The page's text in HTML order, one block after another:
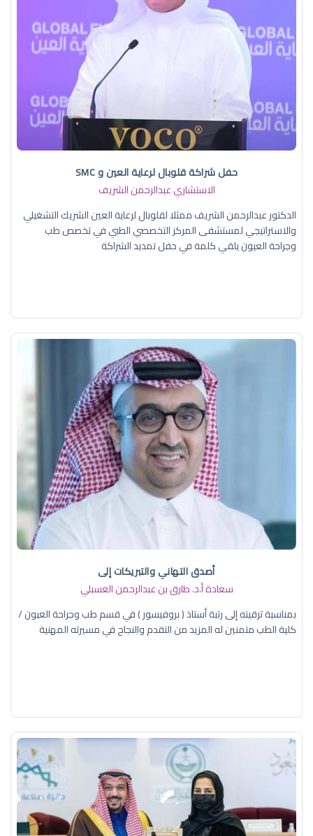
حفل شراكة قلوبال لرعاية العين و SMC
الاستشاري عبدالرحمن الشريف
الدكتور عبدالرحمن الشريف ممثلا لقلوبال لرعاية العين الشريك التشغيلي
والاستراتيجي لمستشفى المركز التخصصي الطبي في تخصص طب
وجراحة العيون يلقي كلمة في حفل تمديد الشراكة
أصدق التهاني والتبريكات إلى
سعادة أ.د. ​طارق بن عبدالرحمن العسبلي
بمناسبة ترقيته إلى رتبة أستاذ ( بروفيسور ) في قسم طب وجراحة العيون /
كلية الطب متمنين له المزيد من التقدم والنجاح في مسيرته المهنية